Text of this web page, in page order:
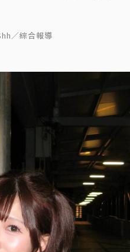
／綜合報導